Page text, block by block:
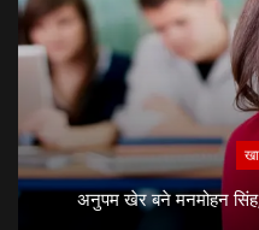
अनुपम खेर बने मनमोहन